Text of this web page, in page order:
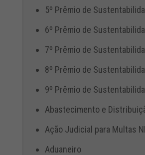
5º Prêmio de
6º Prêmio de
7º Prêmio de
8º Prêmio de
9º Prêmio de
Abastecimento e
Ação Judicial para Multas
Aduaneiro